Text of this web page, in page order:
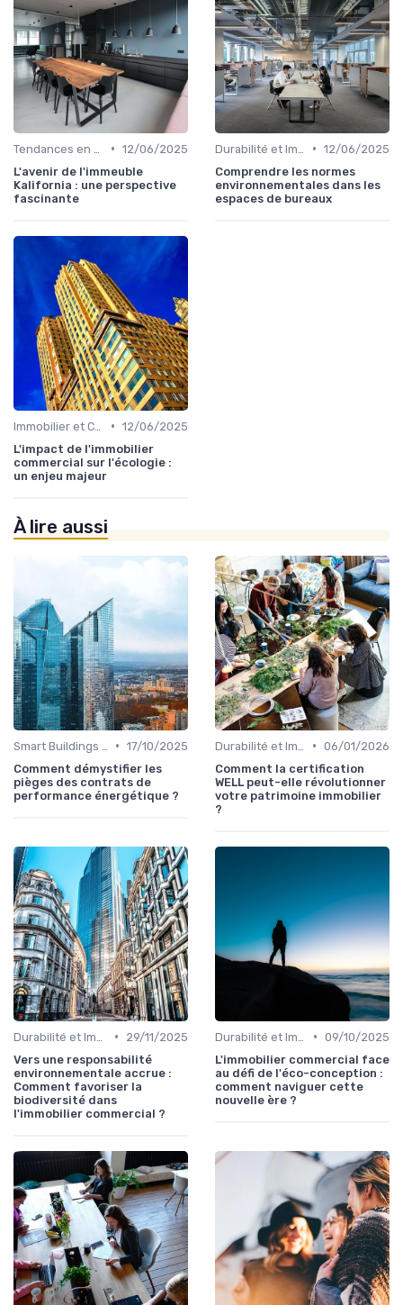
• 12/06/2025
L'avenir de l'immeuble
Kalifornia : une perspective
fascinante
• 12/06/2025
Comprendre les normes
environnementales dans les
espaces de bureaux
• 12/06/2025
L'impact de l'immobilier
commercial sur l'écologie :
un enjeu majeur
À lire aussi
• 17/10/2025
Comment démystifier les
pièges des contrats de
performance énergétique ?
• 06/01/2026
Comment la certification
WELL peut-elle révolutionner
votre patrimoine immobilier
?
•
29/11/2025
Vers une responsabilité
environnementale accrue :
Comment favoriser la
biodiversité dans
l'immobilier commercial ?
• 09/10/2025
L'immobilier commercial face
au défi de l'éco-conception :
comment naviguer cette
nouvelle ère ?